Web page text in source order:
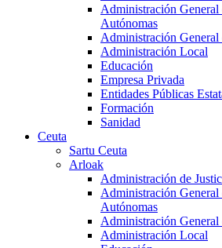
Administración General
Autónomas
Administración General
Administración Local
Educación
Empresa Privada
Entidades Públicas
Formación
Sanidad
Ceuta
Sartu Ceuta
Arloak
Administración de
Administración General
Autónomas
Administración General
Administración Local